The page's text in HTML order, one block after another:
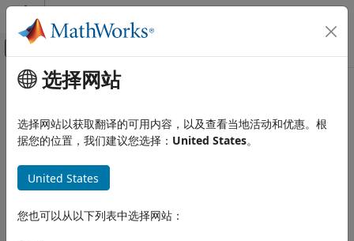
跳到内容
画布外导航菜单切换
文档主页
Simulink 环境基础知识
模块库
Sources
本页内容
主要内容
Uniform Random Number
生成均匀分布的随机数
全页展开
Simulink / Sources
选择网站
选择网站以获取翻译的可用内容，以及查看当地活动和优惠。根
据您的位置，我们建议您选择： United States。
United States
您也可以从以下列表中选择网站：